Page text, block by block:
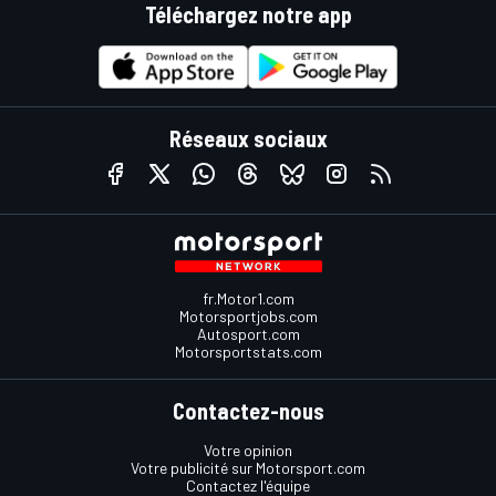
Téléchargez notre app
Réseaux sociaux
fr.Motor1.com
Motorsportjobs.com
Autosport.com
Motorsportstats.com
Contactez-nous
Votre opinion
Votre publicité sur Motorsport.com
Contactez l'équipe